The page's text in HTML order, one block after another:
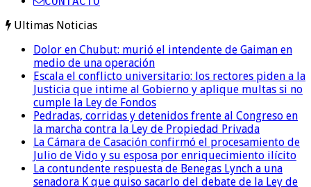
Ultimas Noticias
Dolor en Chubut: murió el intendente de Gaiman en
medio de una operación
Escala el conflicto universitario: los rectores piden a la
Justicia que intime al Gobierno y aplique multas si no
cumple la Ley de Fondos
Pedradas, corridas y detenidos frente al Congreso en
la marcha contra la Ley de Propiedad Privada
La Cámara de Casación confirmó el procesamiento de
Julio de Vido y su esposa por enriquecimiento ilícito
La contundente respuesta de Benegas Lynch a una
senadora K que quiso sacarlo del debate de la Ley de